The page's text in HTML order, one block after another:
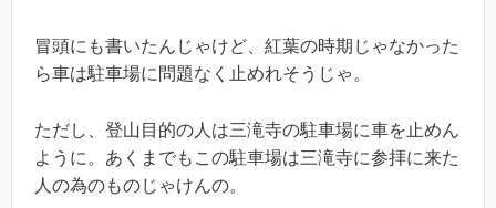
冒頭にも書いたんじゃけど、紅葉の時期じゃなかった
ら車は駐車場に問題なく止めれそうじゃ。
ただし、登山目的の人は三滝寺の駐車場に車を止めん
ように。あくまでもこの駐車場は三滝寺に参拝に来た
人の為のものじゃけんの。